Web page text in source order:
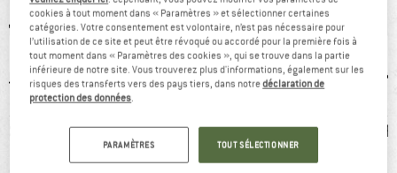
recommandé à
94 %
Extensible
cookies à tout moment dans « Paramètres » et sélectionner certaines
catégories. Votre consentement est volontaire, n’est pas nécessaire pour
l’utilisation de ce site et peut être révoqué ou accordé pour la première fois à
tout moment dans « Paramètres des cookies », qui se trouve dans la partie
inférieure de notre site. Vous trouverez plus d'informations, également sur les
risques des transferts vers des pays tiers, dans notredéclaration de
protection des données.
PARAMÈTRES TOUT SÉLECTIONNER